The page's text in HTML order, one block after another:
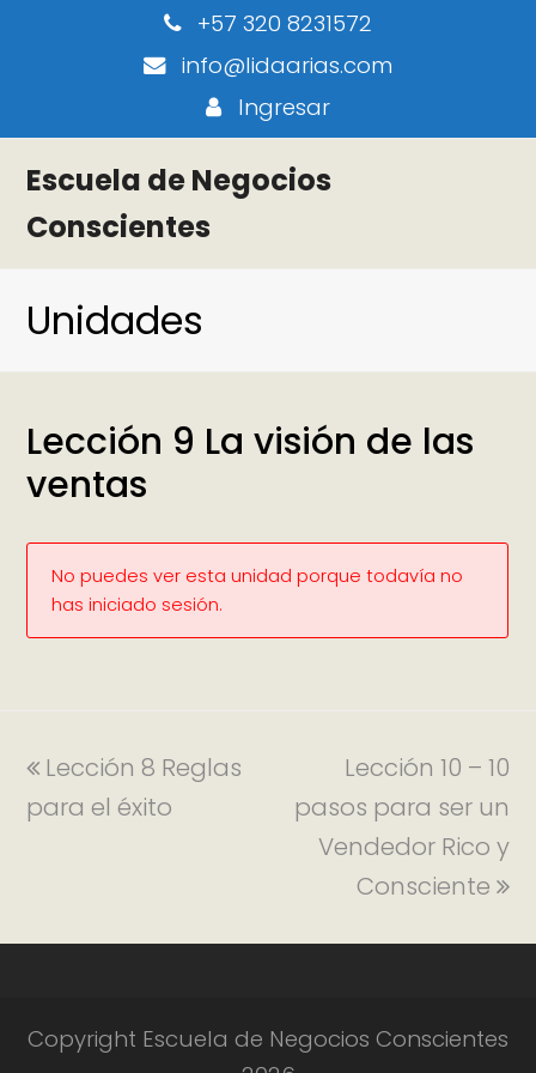
+57 320 8231572
info@lidaarias.com
Ingresar
Escuela de Negocios
Conscientes
Unidades
Lección 9 La visión de las
ventas
No puedes ver esta unidad porque todavía no
has iniciado sesión.
Lección 8 Reglas
para el éxito
Lección 10 – 10
pasos para ser un
Vendedor Rico y
Consciente
Copyright Escuela de Negocios Conscientes